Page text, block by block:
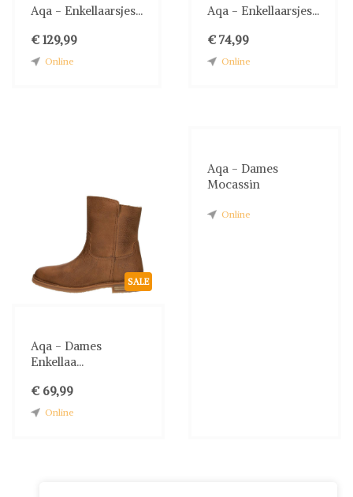
Aqa - Enkellaarsjes...
€ 129,99
Online
Aqa - Enkellaarsjes...
€ 74,99
Online
SALE
Aqa - Dames
Enkellaa...
€ 69,99
Online
Aqa - Dames
Mocassin
Online